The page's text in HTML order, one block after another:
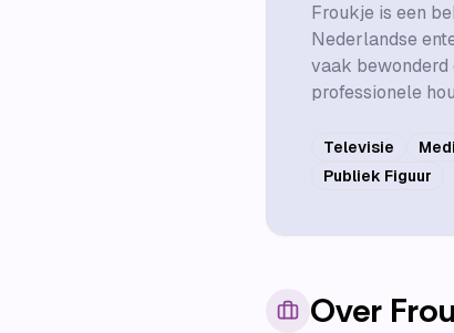
Froukje is een
Nederlandse
vaak bewonderd
professionele
Televisie
Publiek Figuur
Over